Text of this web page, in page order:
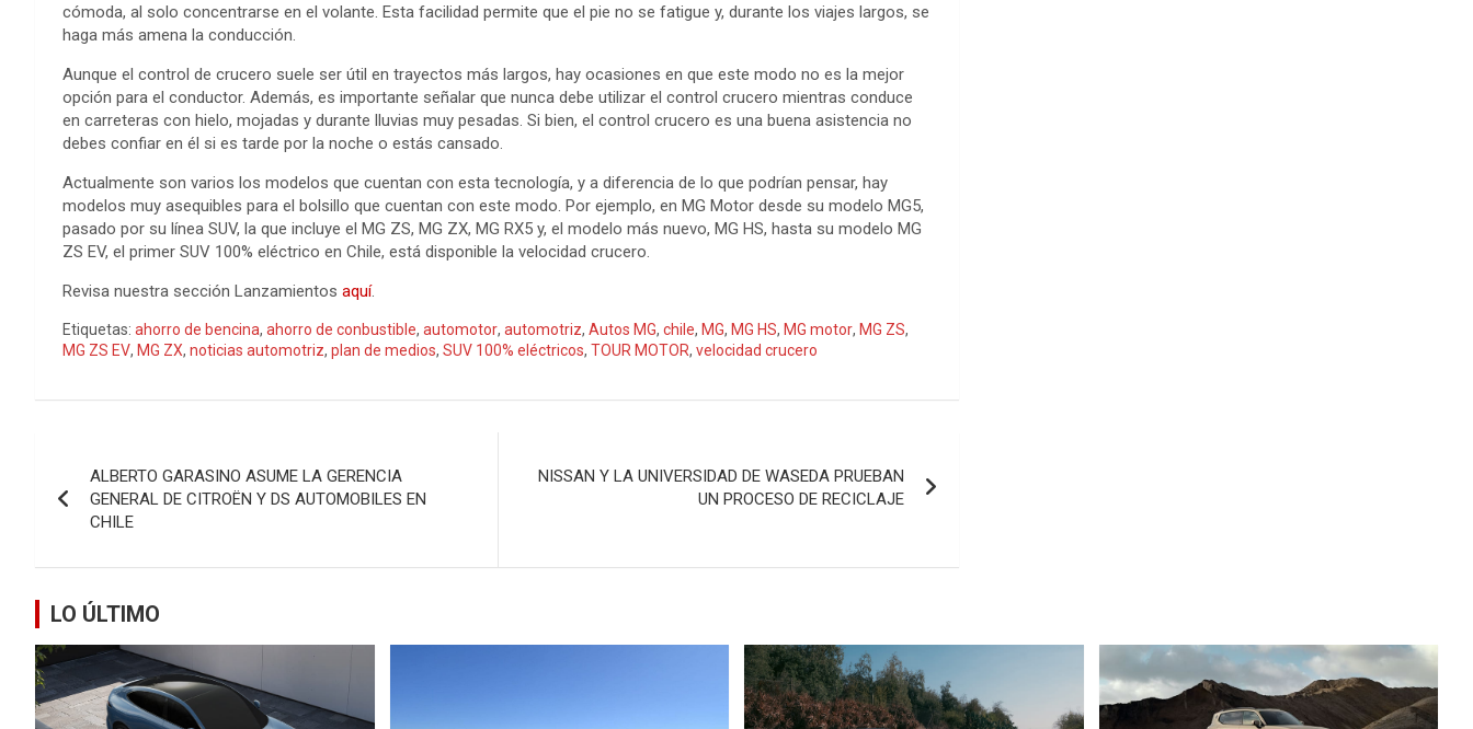
cómoda, al solo concentrarse en el volante. Esta facilidad permite que el pie no se fatigue y, durante los viajes largos, se
haga más amena la conducción.
Aunque el control de crucero suele ser útil en trayectos más largos, hay ocasiones en que este modo no es la mejor
opción para el conductor. Además, es importante señalar que nunca debe utilizar el control crucero mientras conduce
en carreteras con hielo, mojadas y durante lluvias muy pesadas. Si bien, el control crucero es una buena asistencia no
debes confiar en él si es tarde por la noche o estás cansado.
Actualmente son varios los modelos que cuentan con esta tecnología, y a diferencia de lo que podrían pensar, hay
modelos muy asequibles para el bolsillo que cuentan con este modo. Por ejemplo, en MG Motor desde su modelo MG5,
pasado por su línea SUV, la que incluye el MG ZS, MG ZX, MG RX5 y, el modelo más nuevo, MG HS, hasta su modelo MG
ZS EV, el primer SUV 100% eléctrico en Chile, está disponible la velocidad crucero.
Revisa nuestra sección Lanzamientos aquí.
Etiquetas: ahorro de bencina, ahorro de conbustible, automotor, automotriz, Autos MG, chile, MG, MG HS, MG motor, MG ZS,
MG ZS EV, MG ZX, noticias automotriz, plan de medios, SUV 100% eléctricos, TOUR MOTOR, velocidad crucero
de
ALBERTO GARASINO ASUME LA GERENCIA
GENERAL DE CITROËN Y DS AUTOMOBILES EN
CHILE
NISSAN Y LA UNIVERSIDAD DE WASEDA PRUEBAN
UN PROCESO DE RECICLAJE
LO ÚLTIMO